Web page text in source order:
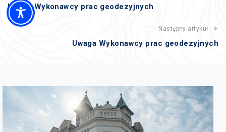
Uwaga Wykonawcy prac geodezyjnych
Następny artykuł
Uwaga Wykonawcy prac geodezyjnych